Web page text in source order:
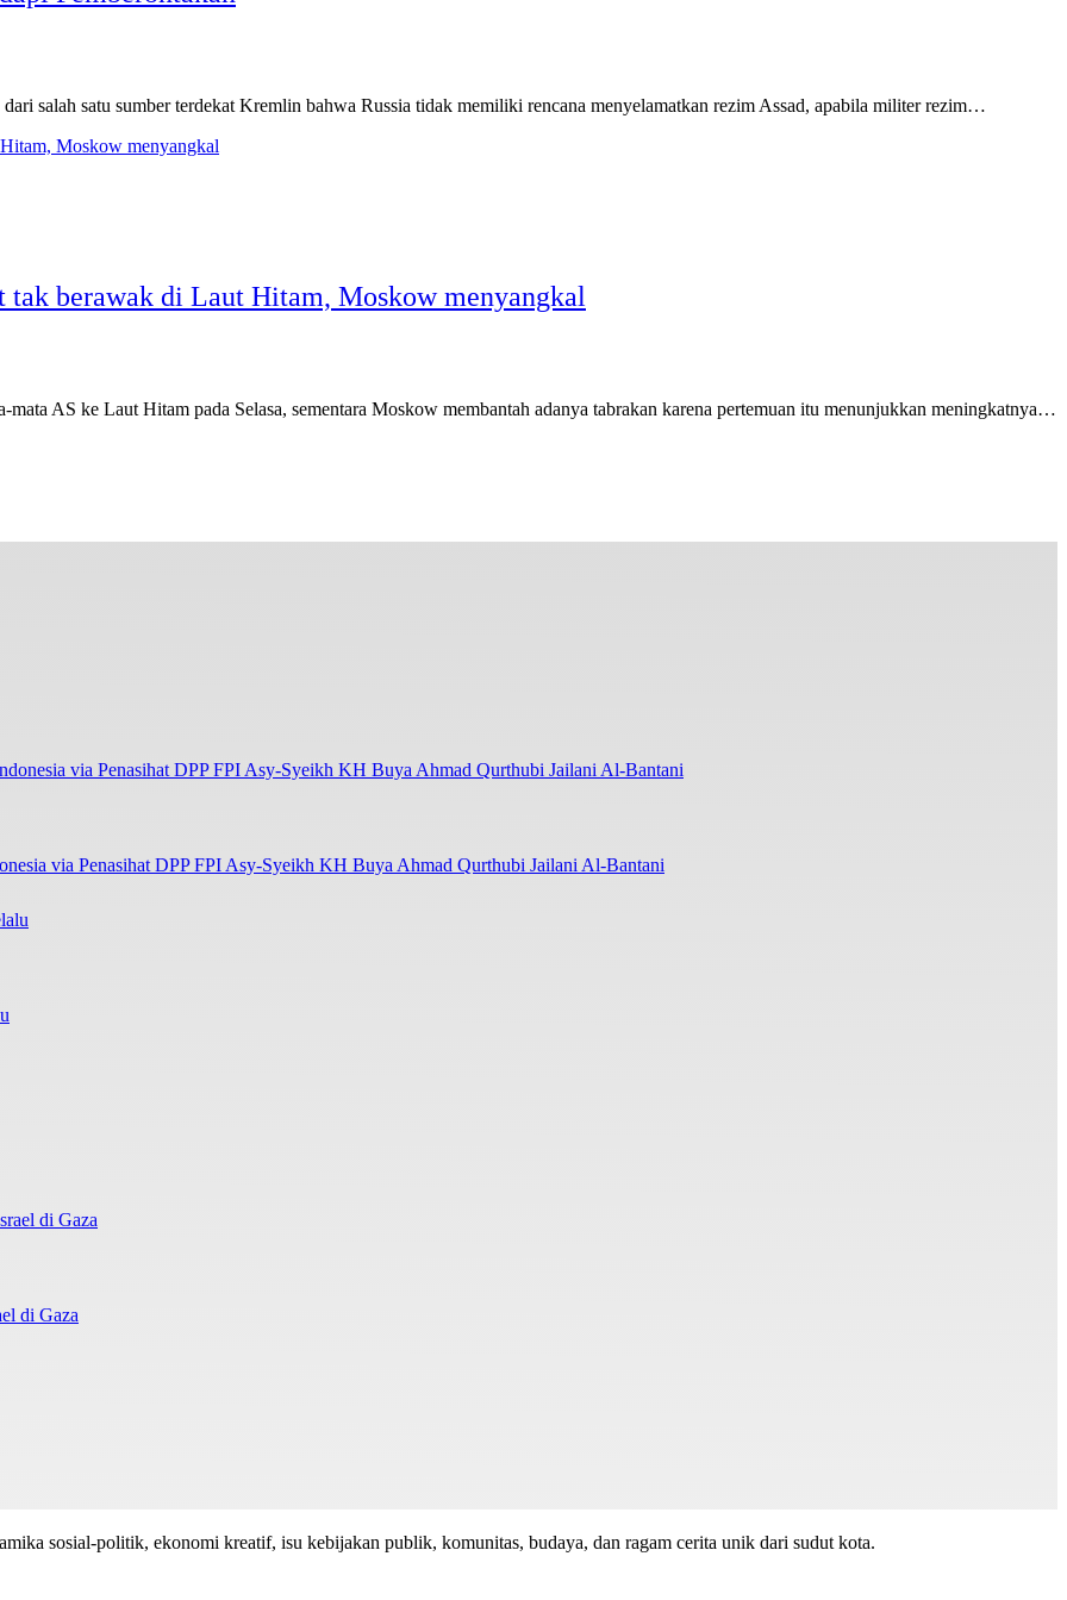
salah satu sumber terdekat Kremlin bahwa Russia tidak memiliki rencana menyelamatkan rezim Assad, apabila militer rezim…
tak berawak di Laut Hitam, Moskow menyangkal
mata AS ke Laut Hitam pada Selasa, sementara Moskow membantah adanya tabrakan karena pertemuan itu menunjukkan meningkatnya…
via Penasihat DPP FPI Asy-Syeikh KH Buya Ahmad Qurthubi Jailani Al-Bantani
di Gaza
sosial-politik, ekonomi kreatif, isu kebijakan publik, komunitas, budaya, dan ragam cerita unik dari sudut kota.